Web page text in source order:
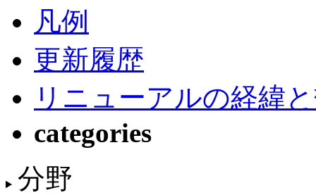
凡例
更新履歴
リニューアルの経緯
categories
分野